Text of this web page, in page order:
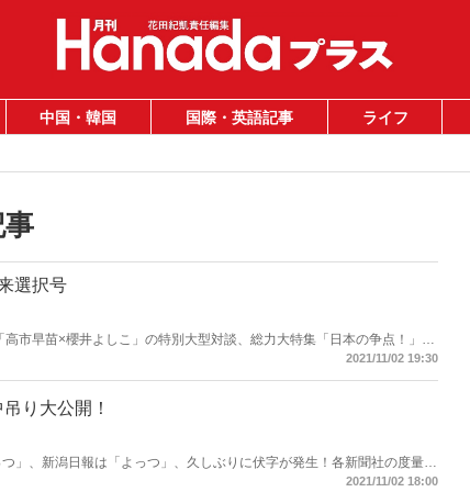
中国・韓国 国際・英語記事 ライフ
選択号
高市早苗×櫻井よしこ」の特別大型対談、総力大特集「日本の争点！」、
ご結婚問題の核心！」、「新・創価学会研究」、「コロナ禍、徹底検
2021/11/02 19:30
り大公開！
」、新潟日報は「よっつ」、久しぶりに伏字が発生！各新聞社の度量な
、雑誌もおもしろい！雑誌がおもしろければ、広告もおもしろい！いま
2021/11/02 18:00